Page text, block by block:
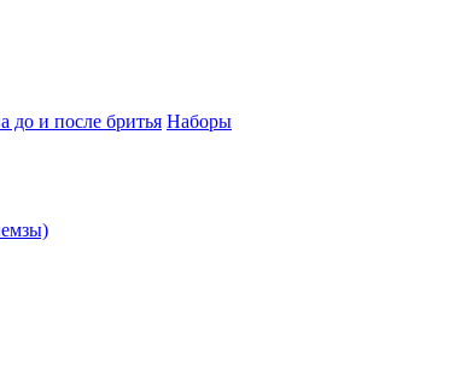
до и после бритья Наборы